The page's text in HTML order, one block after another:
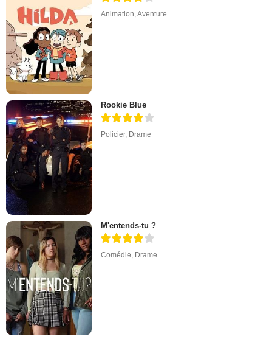
Animation ,Aventure
Rookie Blue
Policier, Drame
M'entends-tu ?
Comédie, Drame